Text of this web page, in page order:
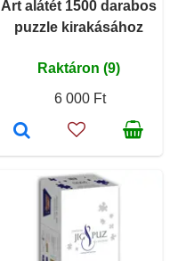
Art alátét 1500 darabos
puzzle kirakásához
Raktáron (9)
6 000 Ft